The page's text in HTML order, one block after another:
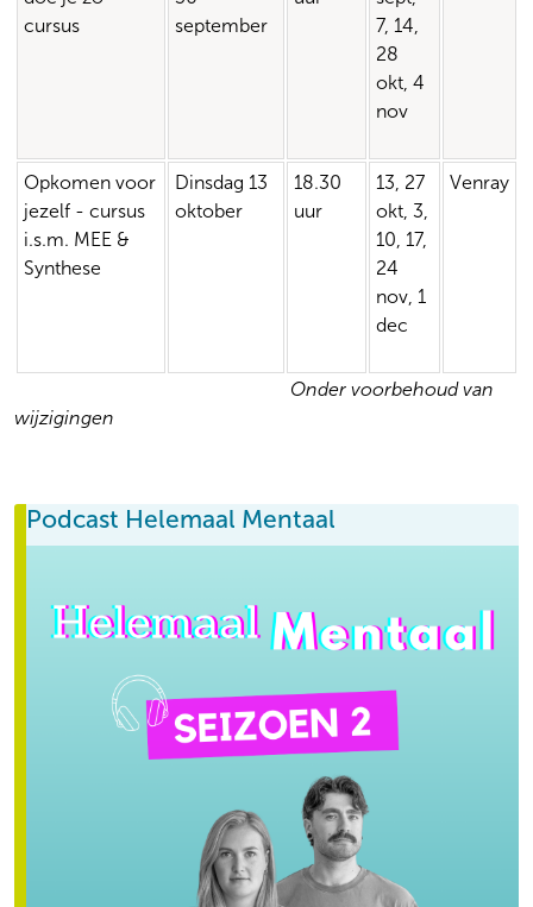
cursus
september
7, 14,
28
okt, 4
nov
Opkomen voor
jezelf - cursus
i.s.m. MEE &
Synthese
Dinsdag 13
oktober
18.30
uur
13, 27
okt, 3,
10, 17,
24
nov, 1
dec
Venray
Onder voorbehoud van
wijzigingen
Podcast Helemaal Mentaal